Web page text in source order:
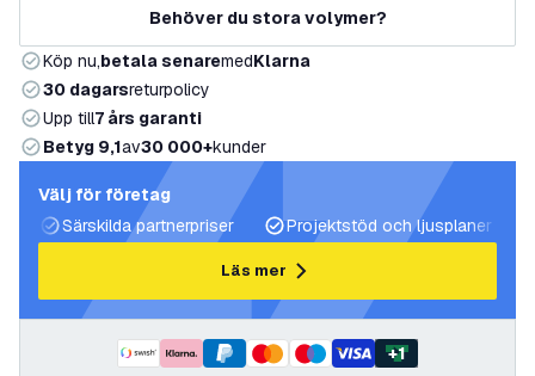
Behöver du stora volymer?
Köp nu,betala senaremedKlarna
30 dagarsreturpolicy
Upp till7 års garanti
Betyg 9,1av30 000+kunder
Välj för företag
Särskilda partnerpriser
Projektstöd och ljusplaner
Läs mer
+1